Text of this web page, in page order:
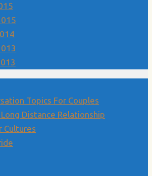
Topics For Couples
Distance Relationship
Cultures